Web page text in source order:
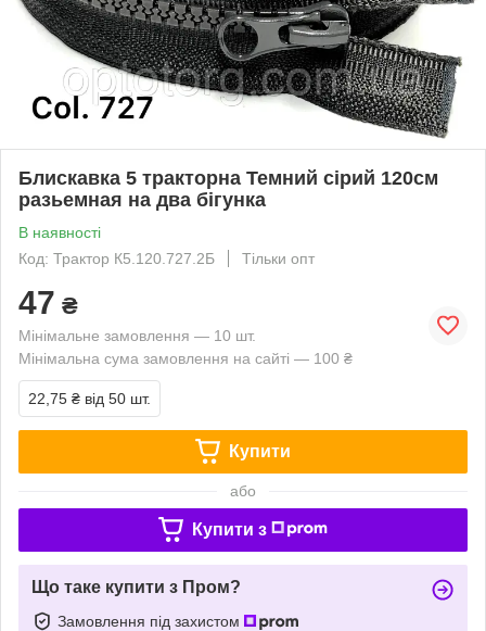
Блискавка 5 тракторна Темний сірий 120см
разьемная на два бігунка
В наявності
Код: Трактор К5.120.727.2Б
Тільки опт
47 ₴
Мінімальне замовлення — 10 шт.
Мінімальна сума замовлення на сайті — 100 ₴
22,75 ₴ від 50 шт.
Купити
або
Купити з
Що таке купити з Пром?
Замовлення під захистом